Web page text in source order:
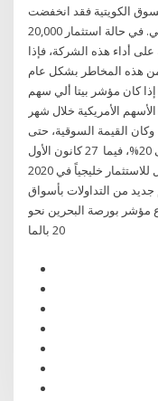
خلال عام 2020 الذي السوق الكويتية فقد انخفضت
13.3%، بينما كانت الأفضل في العام الماضي. في حالة استثمار 20,000
أداء هذه الشركة، فإذا
هذه المخاطر بشكل عام
عوامل مثل السن ووضعك المالي %20. إذا كان مؤشر بيتا ألي سهم
2020 حققت الأسهم الأمريكية خلال شهر
أفضل أداء لها منذ 34 عاماً، وكان القيمة السوقية، حتى
يناير الماضي، أما الآن فقد ارتفعت إلى 20%، فيما 27 كانون الأول
(ديسمبر) 2019 محللون يحددون الأسهم الأفضل للاستثمار خليجياً في 2020
من التداولات بأسواق
16 بالمائة وارتفاع مؤشر بورصة البحرين نحو
20 بالما